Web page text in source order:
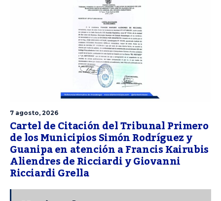
7 agosto, 2026
Cartel de Citación del Tribunal Primero
de los Municipios Simón Rodríguez y
Guanipa en atención a Francis Kairubis
Aliendres de Ricciardi y Giovanni
Ricciardi Grella